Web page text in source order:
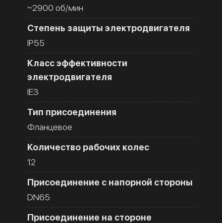
~2900 об/мин
Степень защиты электродвигателя
IP55
Класс эффективности
электродвигателя
IE3
Тип присоединения
Фланцевое
Количество рабочих колес
12
Присоединение с напорной стороны
DN65
Присоединение на стороне